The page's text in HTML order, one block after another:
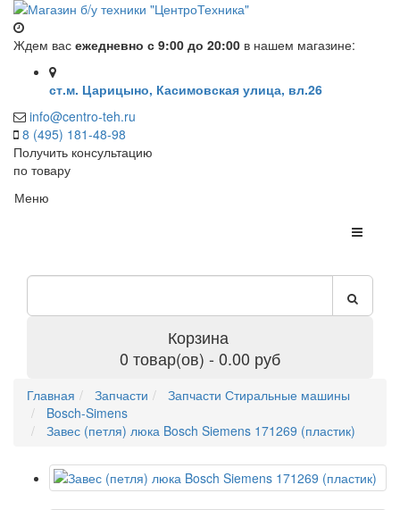
Ждем вас ежедневно с 9:00 до 20:00 в нашем магазине:
ст.м. Царицыно, Касимовская улица, вл.26
info@centro-teh.ru
8 (495) 181-48-98
Получить консультацию
по товару
Меню
Корзина
0 товар(ов) - 0.00 руб
Главная Запчасти
Запчасти Стиральные машины
Bosch-Simens
Завес (петля) люка Bosch Siemens 171269 (пластик)